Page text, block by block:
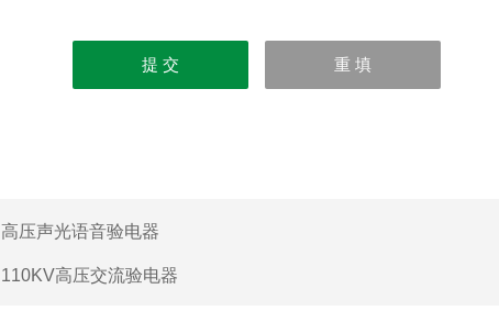
高压声光语音验电器
110KV高压交流验电器